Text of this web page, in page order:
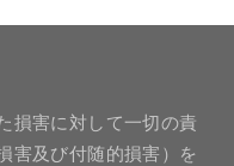
損害に対して一切の責
害及び付随的損害）を